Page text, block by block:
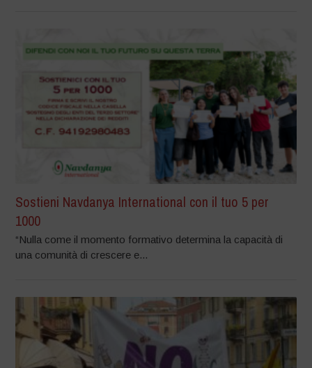
Sostieni Navdanya International con il tuo 5 per
1000
“Nulla come il momento formativo determina la capacità di
una comunità di crescere e...